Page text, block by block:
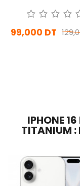
99,000 DT
IPHONE
TITANIUM :